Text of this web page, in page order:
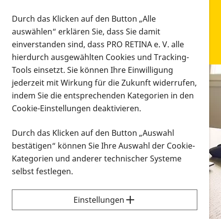
Infomaterial
Infomaterial
Vorlesen
Alle Infomaterialien in verschiedenen
Formaten an einem Ort
Sie möchten wissen, wie Sie nach Infonmaterial
suchen und dieses bestellen bzw. herunterladen
können? Schauen Sie sich dieErklärvideos zum
Durch das Klicken auf den Button „Alle
auswählen“ erklären Sie, dass Sie damit
einverstanden sind, dass PRO RETINA e. V. alle
hierdurch ausgewählten Cookies und Tracking-
Tools einsetzt. Sie können Ihre Einwilligung
jederzeit mit Wirkung für die Zukunft widerrufen,
indem Sie die entsprechenden Kategorien in den
Cookie-Einstellungen deaktivieren.
Durch das Klicken auf den Button „Auswahl
bestätigen“ können Sie Ihre Auswahl der Cookie-
Kategorien und anderer technischer Systeme
selbst festlegen.
Einstellungen